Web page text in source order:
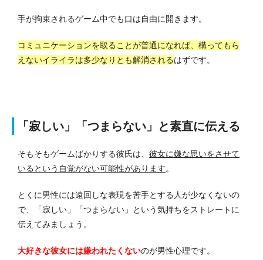
手が拘束されるゲーム中でも口は自由に開きます。
コミュニケーションを取ることが普通になれば、構ってもら
えないイライラは多少なりとも解消されるはずです。
「寂しい」「つまらない」と素直に伝える
そもそもゲームばかりする彼氏は、 彼女に嫌な思いをさせて
いるという自覚がない可能性があります。
とくに男性には遠回しな表現を苦手とする人が少なくないの
で、「寂しい」「つまらない」という気持ちをストレートに
伝えてみましょう。
大好きな彼女には嫌われたくないのが男性心理です。